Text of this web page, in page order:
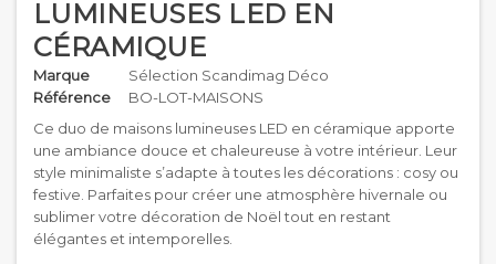
LUMINEUSES LED EN
CÉRAMIQUE
Marque
Sélection Scandimag Déco
Référence
BO-LOT-MAISONS
Ce duo de maisons lumineuses LED en céramique apporte
une ambiance douce et chaleureuse à votre intérieur. Leur
style minimaliste s’adapte à toutes les décorations : cosy ou
festive. Parfaites pour créer une atmosphère hivernale ou
sublimer votre décoration de Noël tout en restant
élégantes et intemporelles.